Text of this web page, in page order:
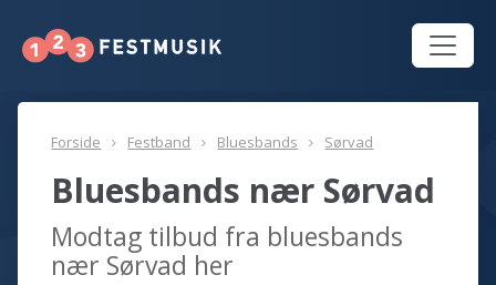
Forside Festband Bluesbands Sørvad
Bluesbands nær Sørvad
Modtag tilbud fra bluesbands
nær Sørvad her